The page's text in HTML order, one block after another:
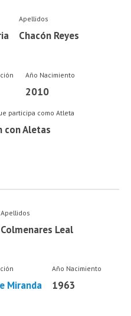
Apellidos
Chacón Reyes
Año Nacimiento
2010
participa como Atleta
con Aletas
Apellidos
Colmenares Leal
Miranda
Año Nacimiento
1963